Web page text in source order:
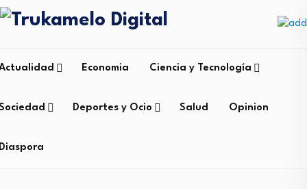
Economia Ciencia y Tecnología
Deportes y Ocio Salud Opinion